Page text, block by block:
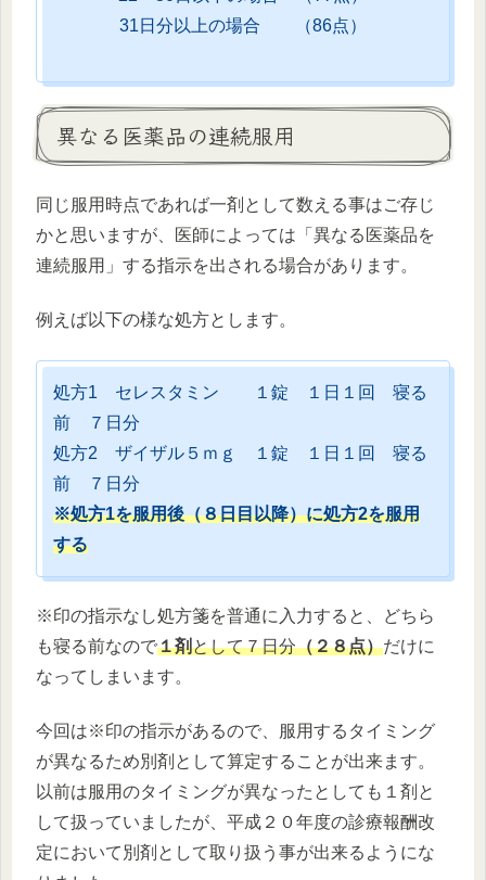
31日分以上の場合 （86点）
異なる医薬品の連続服用
同じ服用時点であれば一剤として数える事はご存じ
かと思いますが、医師によっては「異なる医薬品を
連続服用」する指示を出される場合があります。
例えば以下の様な処方とします。
処方1 セレスタミン １錠 １日１回 寝る
前 ７日分
処方2 ザイザル５ｍｇ １錠 １日１回 寝る
前 ７日分
※処方1を服用後（８日目以降）に処方2を服用
する
※印の指示なし処方箋を普通に入力すると、どちら
も寝る前なので１剤として７日分（２８点）だけに
なってしまいます。
今回は※印の指示があるので、服用するタイミング
が異なるため別剤として算定することが出来ます。
以前は服用のタイミングが異なったとしても１剤と
して扱っていましたが、平成２０年度の診療報酬改
定において別剤として取り扱う事が出来るようにな